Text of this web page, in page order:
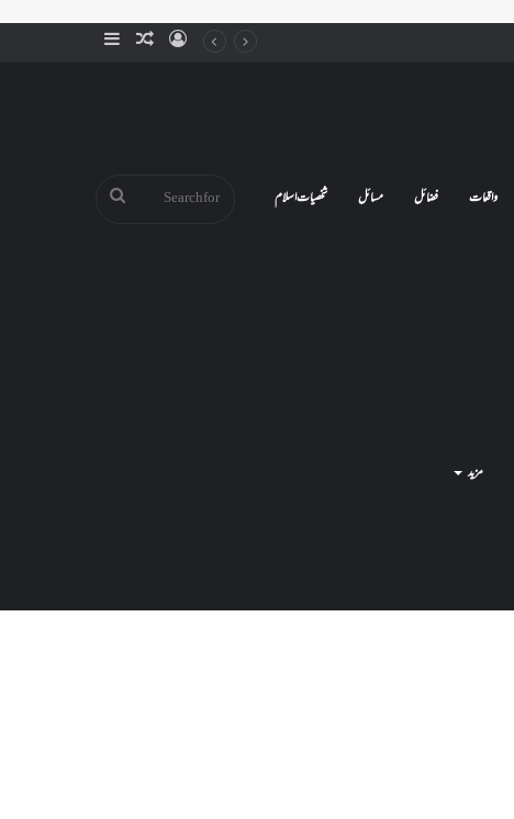
SidebarRandomLog
واقعات فضائل مسائل شخصیات اسلام
مزید
Search